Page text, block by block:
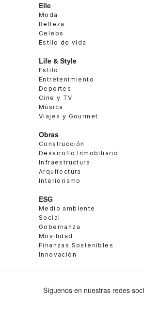
Elle
Moda
Belleza
Celebs
Estilo de vida
Life & Style
Estilo
Entretenimiento
Deportes
Cine y TV
Música
Viajes y Gourmet
Obras
Construcción
Desarrollo Inmobiliario
Infraestructura
Arquitectura
Interiorismo
ESG
Medio ambiente
Social
Gobernanza
Movilidad
Finanzas Sostenibles
Innovación
Síguenos en nuestras redes